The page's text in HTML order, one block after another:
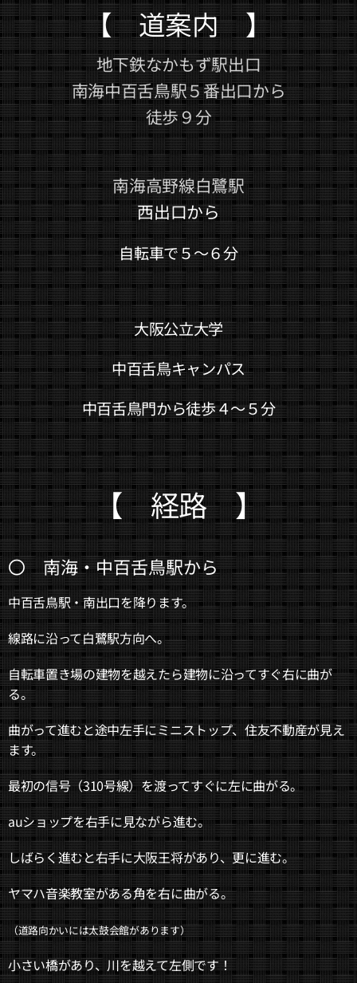
【 道案内 】
地下鉄なかもず駅出口
南海中百舌鳥駅５番出口から
徒歩９分
南海高野線白鷺駅
西出口から
自転車で５～６分
大阪公立大学
中百舌鳥キャンパス
中百舌鳥門から徒歩４～５分
【 経路 】
〇 南海・中百舌鳥駅から
中百舌鳥駅・南出口を降ります。
線路に沿って白鷺駅方向へ。
自転車置き場の建物を越えたら建物に沿ってすぐ右に曲が
る。
曲がって進むと途中左手にミニストップ、住友不動産が見え
ます。
最初の信号（310号線）を渡ってすぐに左に曲がる。
auショップを右手に見ながら進む。
しばらく進むと右手に大阪王将があり、更に進む。
ヤマハ音楽教室がある角を右に曲がる。
（道路向かいには太鼓会館があります）
小さい橋があり、川を越えて左側です！